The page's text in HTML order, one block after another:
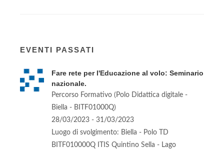
EVENTI PASSATI
Fare rete per l'Educazione al volo: Seminario
nazionale.
Percorso Formativo (Polo Didattica digitale -
Biella - BITF01000Q)
28/03/2023 - 31/03/2023
Luogo di svolgimento: Biella - Polo TD
BITF010000Q ITIS Quintino Sella - Lago